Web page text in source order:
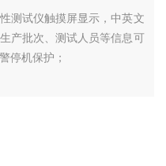
测试仪触摸屏显示，中英文
产批次、测试人员等信息可
停机保护；